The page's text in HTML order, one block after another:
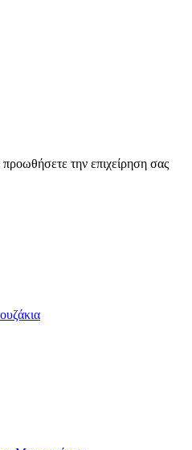
προωθήσετε την επιχείρηση σας